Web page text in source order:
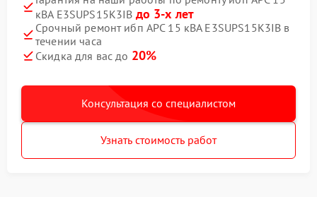
кВА E3SUPS15K3IB до 3-х лет
Срочный ремонт ибп APC 15 кВА E3SUPS15K3IB в
течении часа
Скидка для вас до 20%
Консультация со специалистом
Узнать стоимость работ